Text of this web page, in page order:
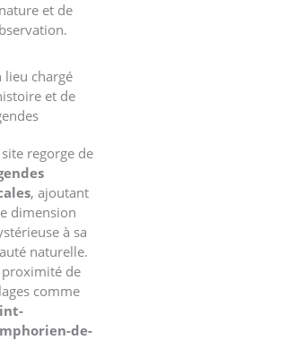
et de
lieu chargé
et de
site regorge de
, ajoutant
dimension
à sa
naturelle.
proximité de
comme
de-